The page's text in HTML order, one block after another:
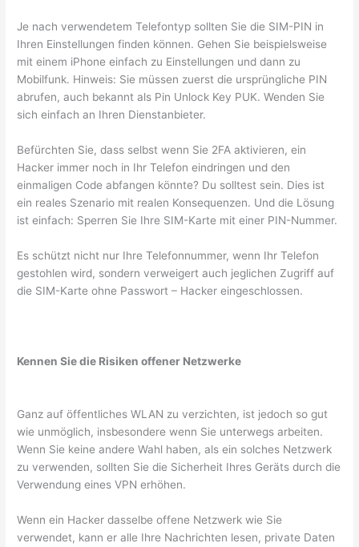
Je nach verwendetem Telefontyp sollten Sie die SIM-PIN in
Ihren Einstellungen finden können. Gehen Sie beispielsweise
mit einem iPhone einfach zu Einstellungen und dann zu
Mobilfunk. Hinweis: Sie müssen zuerst die ursprüngliche PIN
abrufen, auch bekannt als Pin Unlock Key PUK. Wenden Sie
sich einfach an Ihren Dienstanbieter.
Befürchten Sie, dass selbst wenn Sie 2FA aktivieren, ein
Hacker immer noch in Ihr Telefon eindringen und den
einmaligen Code abfangen könnte? Du solltest sein. Dies ist
ein reales Szenario mit realen Konsequenzen. Und die Lösung
ist einfach: Sperren Sie Ihre SIM-Karte mit einer PIN-Nummer.
Es schützt nicht nur Ihre Telefonnummer, wenn Ihr Telefon
gestohlen wird, sondern verweigert auch jeglichen Zugriff auf
die SIM-Karte ohne Passwort – Hacker eingeschlossen.
Kennen Sie die Risiken offener Netzwerke
Ganz auf öffentliches WLAN zu verzichten, ist jedoch so gut
wie unmöglich, insbesondere wenn Sie unterwegs arbeiten.
Wenn Sie keine andere Wahl haben, als ein solches Netzwerk
zu verwenden, sollten Sie die Sicherheit Ihres Geräts durch die
Verwendung eines VPN erhöhen.
Wenn ein Hacker dasselbe offene Netzwerk wie Sie
verwendet, kann er alle Ihre Nachrichten lesen, private Daten